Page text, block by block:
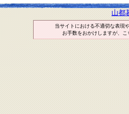
山都
当サイトにおける不適切な表現
お手数をおかけしますが、こ